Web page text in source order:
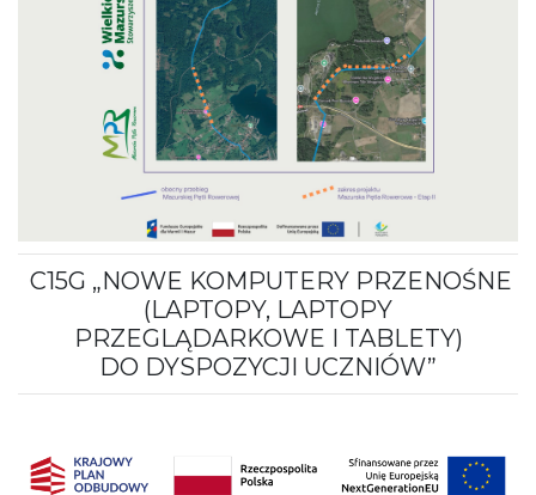
C15G „NOWE KOMPUTERY PRZENOŚNE
(LAPTOPY, LAPTOPY
PRZEGLĄDARKOWE I TABLETY)
DO DYSPOZYCJI UCZNIÓW”